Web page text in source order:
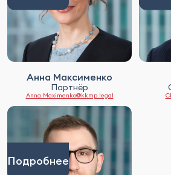
Анна Максименко
Партнёр
Anna.Maximenko@kkmp.legal
Подробнее